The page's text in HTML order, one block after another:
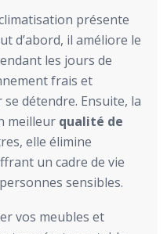
présente
d’abord, il améliore le
les jours de
frais et
détendre. Ensuite, la
meilleur qualité de
elle élimine
un cadre de vie
sensibles.
vos meubles et